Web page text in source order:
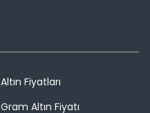
Altın Fiyatları
Gram Altın Fiyatı